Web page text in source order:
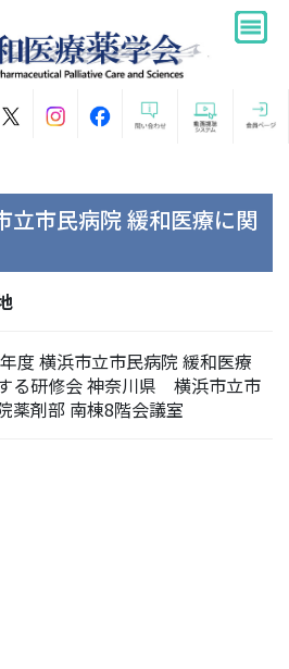
立市民病院 緩和医療に関
度 横浜市立市民病院 緩和医療
る研修会 神奈川県 横浜市立市
薬剤部 南棟8階会議室